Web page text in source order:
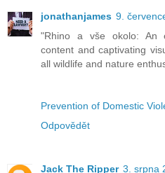
jonathanjames 9.
"Rhino a vše okolo: An
content and captivating
all wildlife and nature
Prevention of Domestic
Odpovědět
Jack The Ripper 3. srpna